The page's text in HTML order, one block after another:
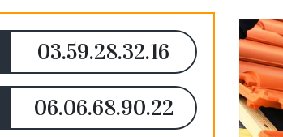
03.59.28.32.16
06.06.68.90.22